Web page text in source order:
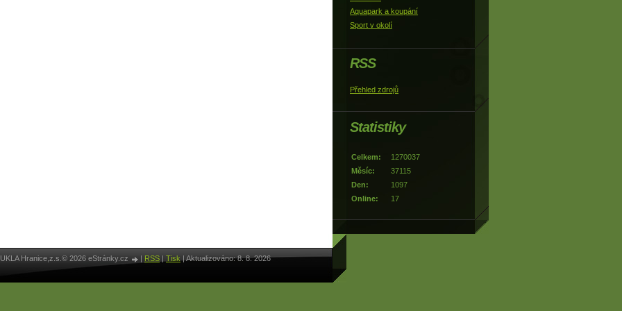
Aquapark a koupání
Sport v okolí
RSS
Přehled zdrojů
Statistiky
Online: 17
Celkem:
1270037
Měsíc:
37115
Den:
1097
Hranice,z.s.© 2026 eStránky.cz RSS Tisk Aktualizováno: 8. 8. 2026